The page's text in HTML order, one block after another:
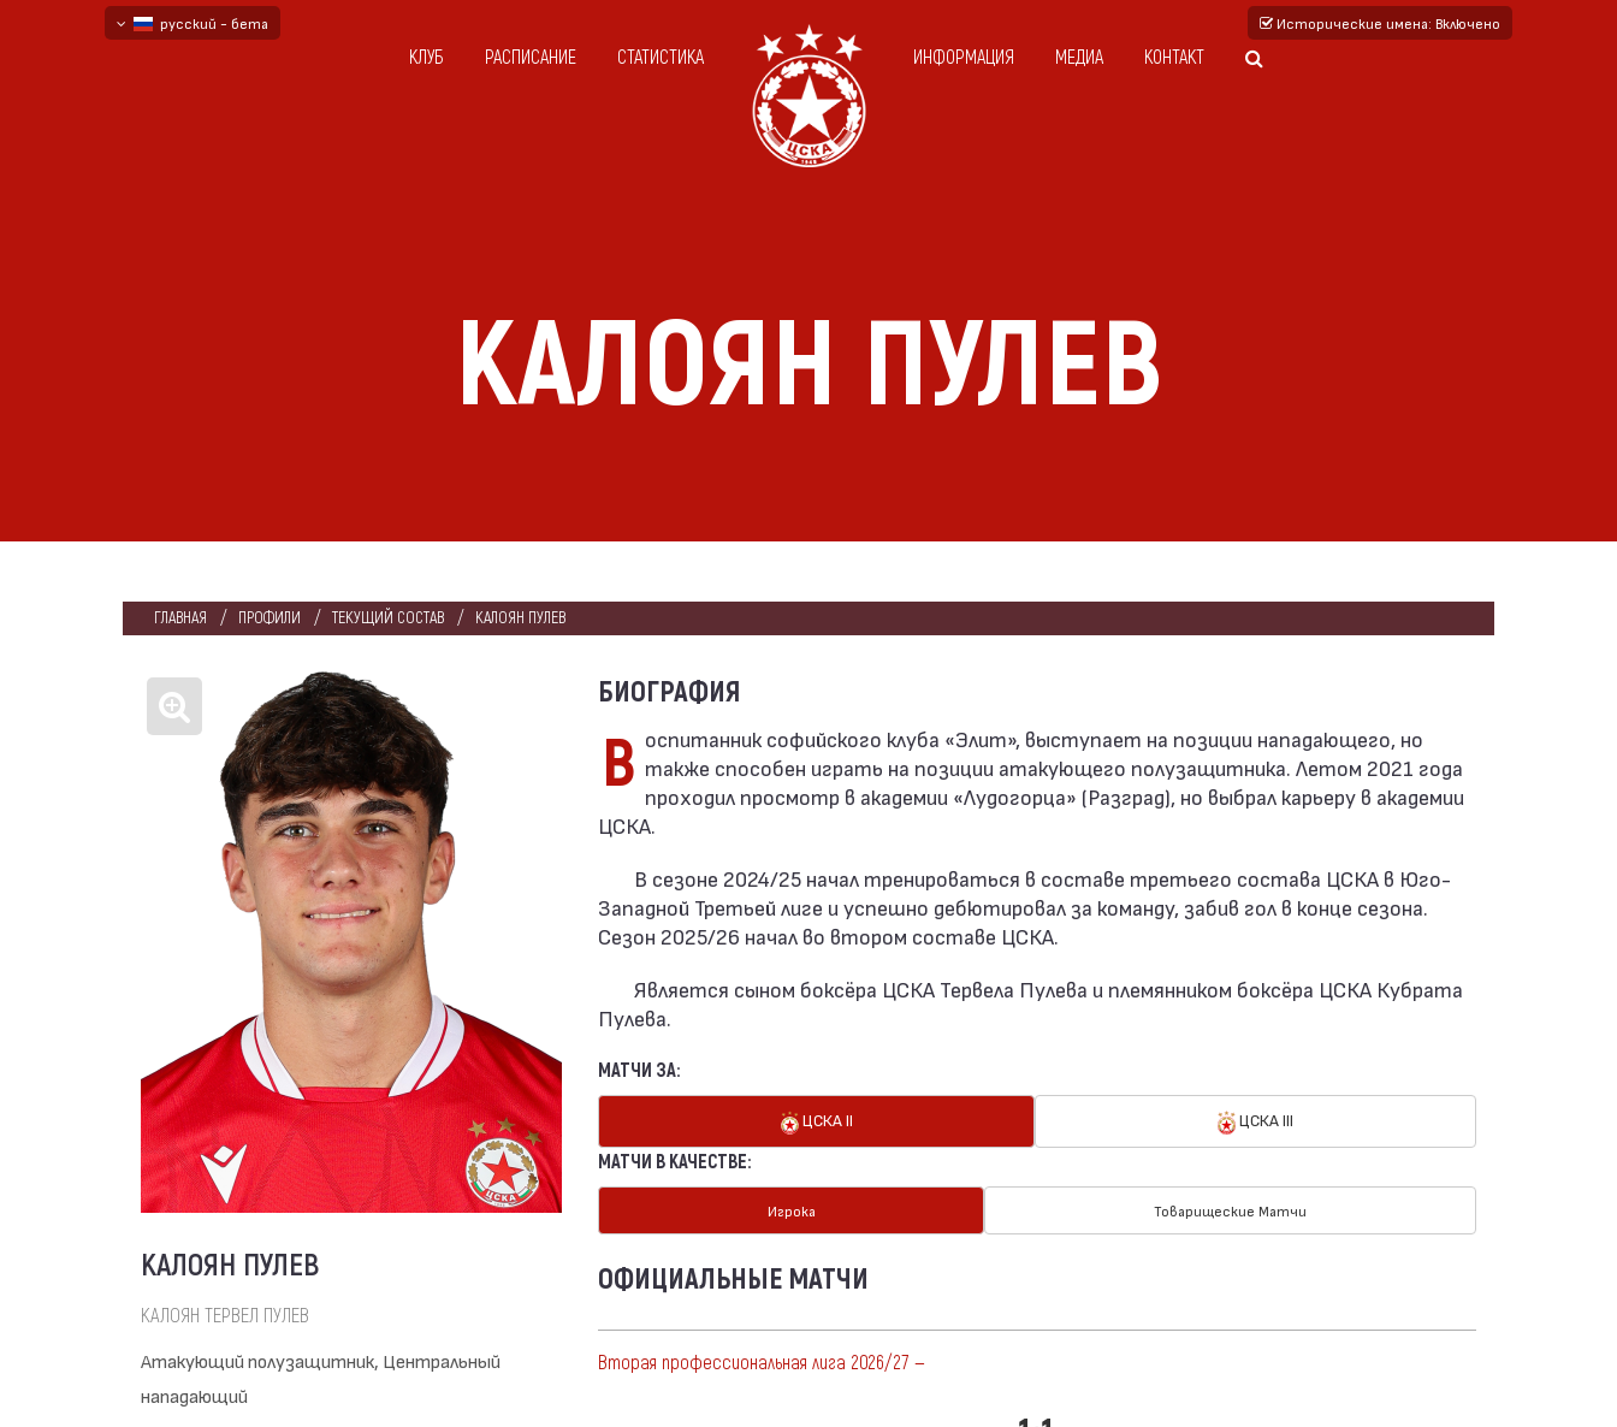
русский - бета
Исторические имена: Включено
КЛУБ РАСПИСАНИЕ СТАТИСТИКА ИНФОРМАЦИЯ МЕДИА КОНТАКТ
КАЛОЯН ПУЛЕВ
ГЛАВНАЯ ПРОФИЛИ ТЕКУЩИЙ СОСТАВ КАЛОЯН ПУЛЕВ
КАЛОЯН ПУЛЕВ
КАЛОЯН ТЕРВЕЛ ПУЛЕВ
Атакующий полузащитник, Центральный
нападающий
БИОГРАФИЯ
Воспитанник софийского клуба «Элит», выступает на позиции нападающего, но также способен играть на позиции атакующего полузащитника. Летом 2021 года
проходил просмотр в академии «Лудогорца» (Разград), но выбрал карьеру в академии
ЦСКА.
В сезоне 2024/25 начал тренироваться в составе третьего состава ЦСКА в Юго-
Западной Третьей лиге и успешно дебютировал за команду, забив гол в конце сезона.
Сезон 2025/26 начал во втором составе ЦСКА.
Является сыном боксёра ЦСКА Тервела Пулева и племянником боксёра ЦСКА Кубрата
Пулева.
МАТЧИ ЗА:
ЦСКА II ЦСКА III
МАТЧИ В КАЧЕСТВЕ:
Игрока Товарищеские Матчи
ОФИЦИАЛЬНЫЕ МАТЧИ
Вторая профессиональная лига 2026/27 —